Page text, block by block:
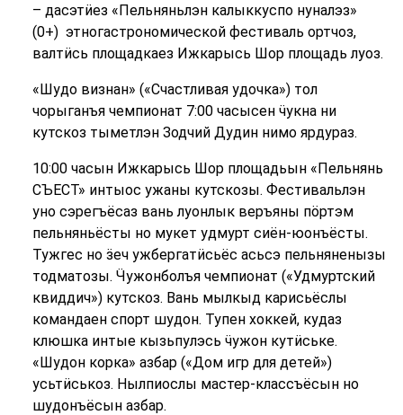
– дасэтӥез «Пельняньлэн калыккуспо нуналэз»
(0+) этногастрономической фестиваль ортчоз,
валтӥсь площадкаез Ижкарысь Шор площадь луоз.
«Шудо визнан» («Счастливая удочка») тол
чорыганъя чемпионат 7:00 часысен ӵукна ни
кутскоз тыметлэн Зодчий Дудин нимо ярдураз.
10:00 часын Ижкарысь Шор площадьын «Пельнянь
СЪЕСТ» интыос ужаны кутскозы. Фестивальлэн
уно сэрегъёсаз вань луонлык веръяны пӧртэм
пельняньёсты но мукет удмурт сиён-юонъёсты.
Тужгес но ӟеч ужбергатӥсьёс асьсэ пельняненызы
тодматозы. Ӵужонболъя чемпионат («Удмуртский
квиддич») кутскоз. Вань мылкыд карисьёслы
командаен спорт шудон. Тупен хоккей, кудаз
клюшка интые кызьпулэсь ӵужон кутӥське.
«Шудон корка» азбар («Дом игр для детей»)
усьтӥськоз. Нылпиослы мастер-классъёсын но
шудонъёсын азбар.